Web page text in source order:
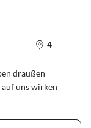
4
draußen
auf uns wirken